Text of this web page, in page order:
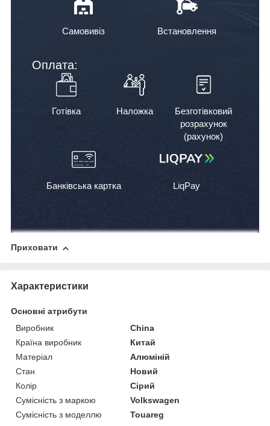
Самовивіз Встановлення
Оплата:
Готівка Наложка
Безготівковий
розрахунок
(рахунок)
Банківська картка LiqPay
Приховати
Характеристики
Основні атрибути
Виробник
China
Країна виробник
Китай
Матеріал
Алюміній
Стан
Новий
Колір
Сірий
Сумісність з маркою
Volkswagen
Сумісність з моделлю
Touareg